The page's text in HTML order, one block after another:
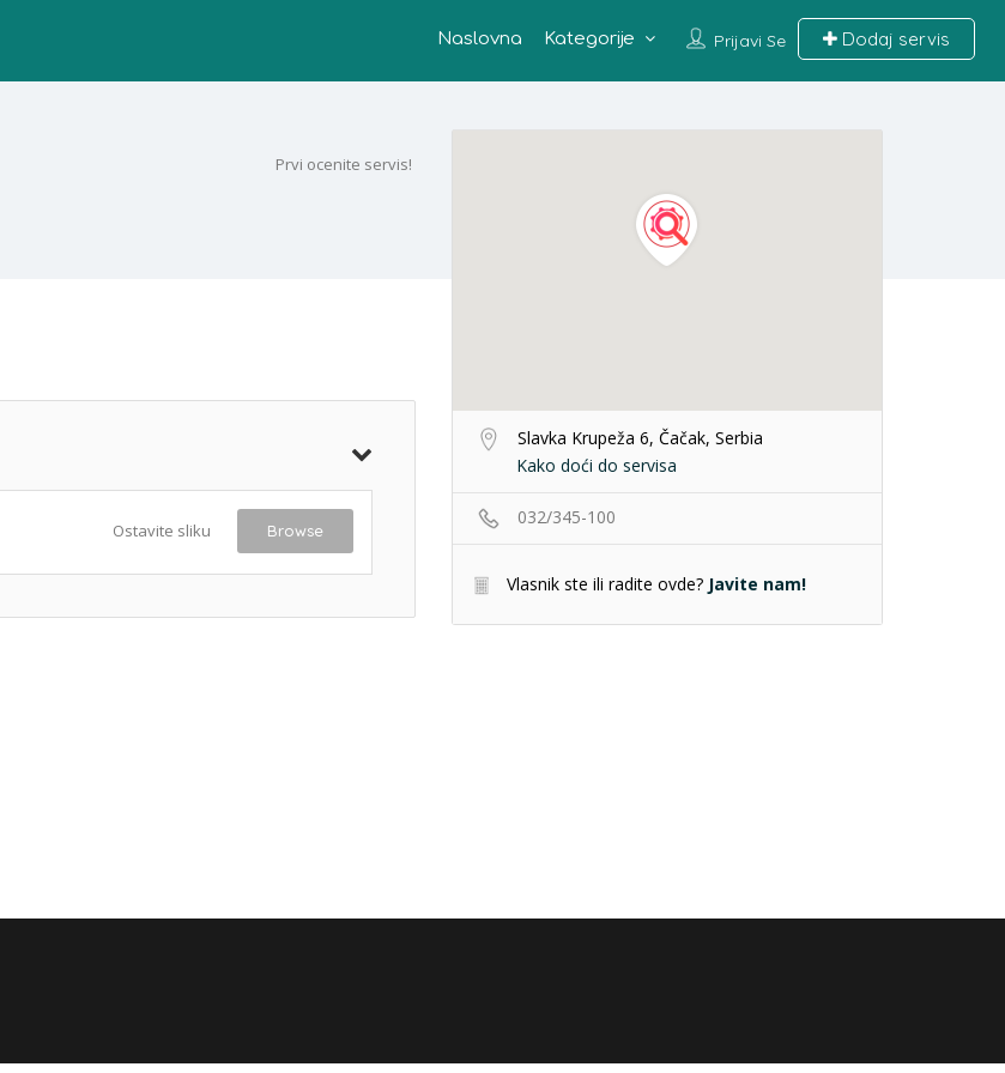
Prijavi Se Dodaj servis
Naslovna Kategorije
Prvi ocenite servis!
Slavka Krupeža 6, Čačak, Serbia
Kako doći do servisa
032/345-100
Vlasnik ste ili radite ovde? Javite nam!
Ostavite sliku Browse